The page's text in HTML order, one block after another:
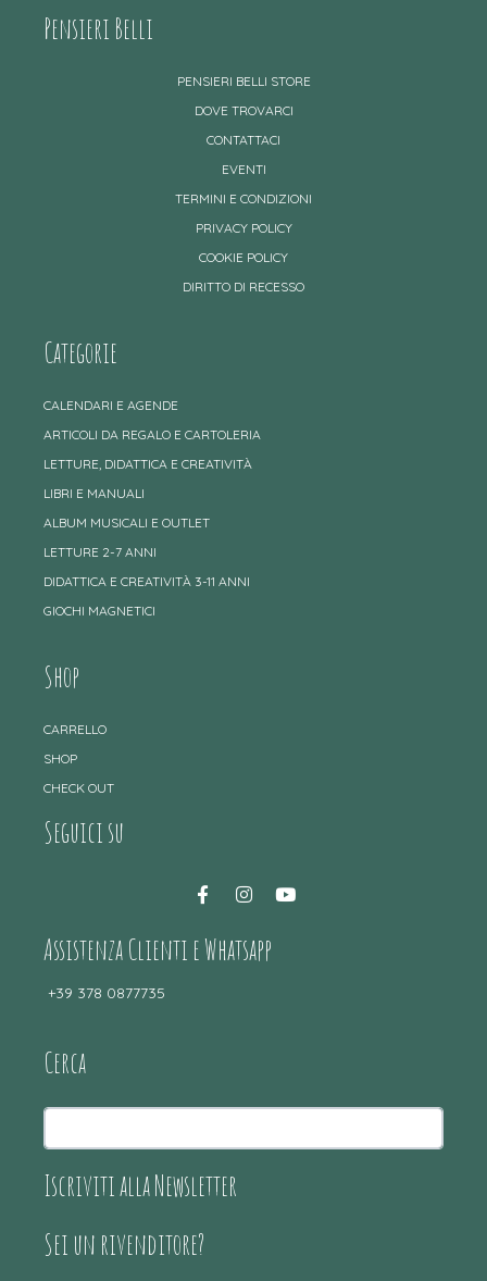
Pensieri Belli
PENSIERI BELLI STORE
DOVE TROVARCI
CONTATTACI
EVENTI
TERMINI E CONDIZIONI
PRIVACY POLICY
COOKIE POLICY
DIRITTO DI RECESSO
Categorie
CALENDARI E AGENDE
ARTICOLI DA REGALO E CARTOLERIA
LETTURE, DIDATTICA E CREATIVITÀ
LIBRI E MANUALI
ALBUM MUSICALI E OUTLET
LETTURE 2-7 ANNI
DIDATTICA E CREATIVITÀ 3-11 ANNI
GIOCHI MAGNETICI
Shop
CARRELLO
SHOP
CHECK OUT
Seguici su
Assistenza Clienti e Whatsapp
+39 378 0877735
Cerca
Iscriviti alla Newsletter
Sei un rivenditore?